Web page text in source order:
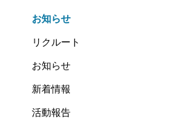
の定める事務への協力が必
棄・返却・第三者への開示
お知らせ
リクルート
お知らせ
新着情報
活動報告